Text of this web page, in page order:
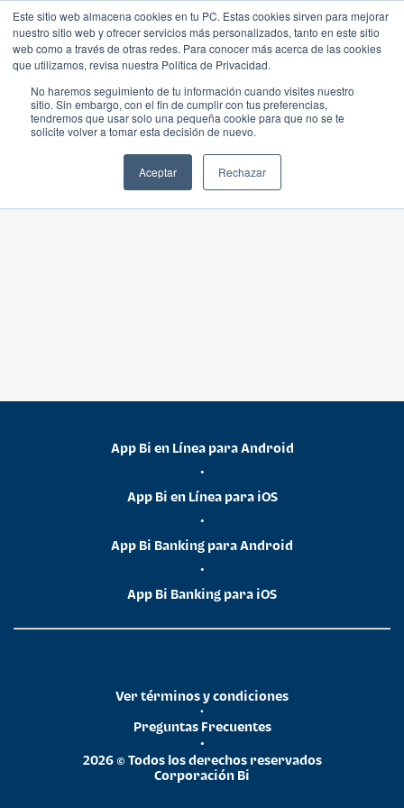
Este sitio web almacena cookies en tu PC. Estas cookies sirven para mejorar
nuestro sitio web y ofrecer servicios más personalizados, tanto en este sitio
web como a través de otras redes. Para conocer más acerca de las cookies
que utilizamos, revisa nuestra Política de Privacidad.
No haremos seguimiento de tu información cuando visites nuestro
sitio. Sin embargo, con el fin de cumplir con tus preferencias,
tendremos que usar solo una pequeña cookie para que no se te
solicite volver a tomar esta decisión de nuevo.
Aceptar Rechazar
App Bi en Línea para Android
•
App Bi en Línea para iOS
•
App Bi Banking para Android
•
App Bi Banking para iOS
2026 © Todos los derechos reservados
Corporación Bi
•
Preguntas Frecuentes
•
Ver términos y condiciones